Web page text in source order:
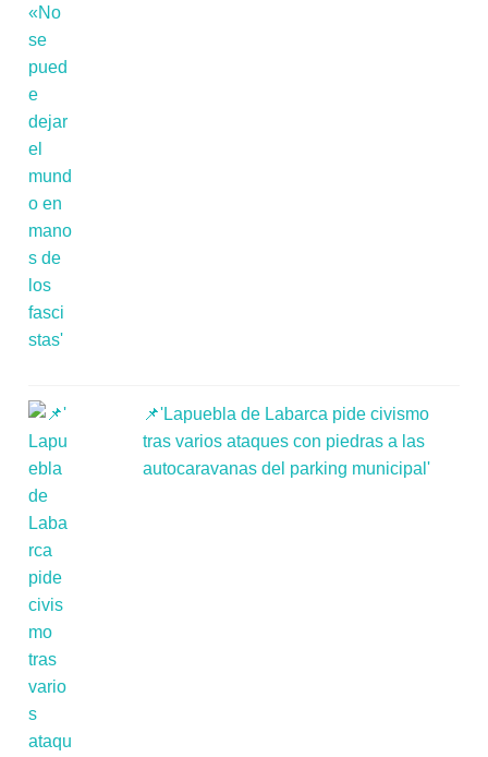
📌'Lapuebla de Labarca pide civismo
tras varios ataques con piedras a las
autocaravanas del parking municipal'